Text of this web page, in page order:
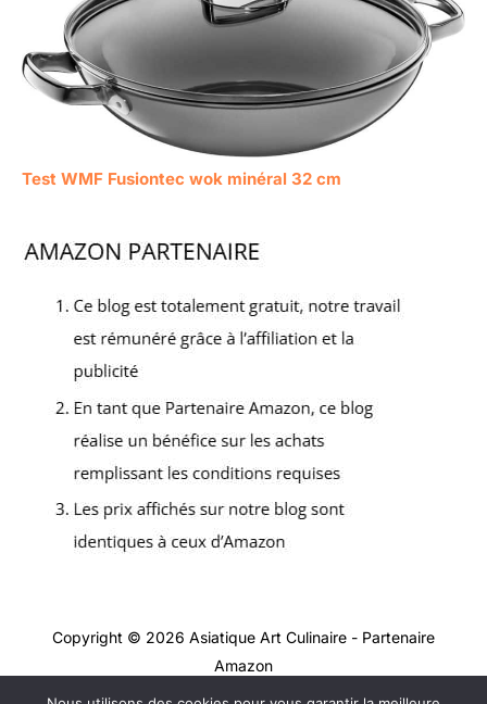
Test WMF Fusiontec wok minéral 32 cm
Copyright © 2026 Asiatique Art Culinaire - Partenaire
Amazon